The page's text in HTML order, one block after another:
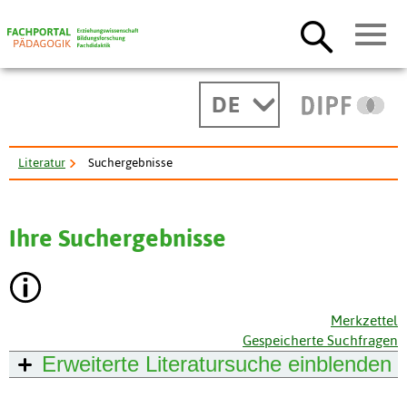
DE
Literatur Suchergebnisse
Ihre Suchergebnisse
Merkzettel
Gespeicherte Suchfragen
Erweiterte Literatursuche einblenden